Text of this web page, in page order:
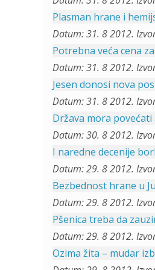
Plasman hrane i
Datum: 31. 8 2012.
Potrebna veća cena
Datum: 31. 8 2012.
Jesen donosi nova
Datum: 31. 8 2012.
Država mora
Datum: 30. 8 2012.
I naredne decenije
Datum: 29. 8 2012.
Bezbednost hrane u
Datum: 29. 8 2012.
Pšenica treba da
Datum: 29. 8 2012.
Ozima žita – mudar